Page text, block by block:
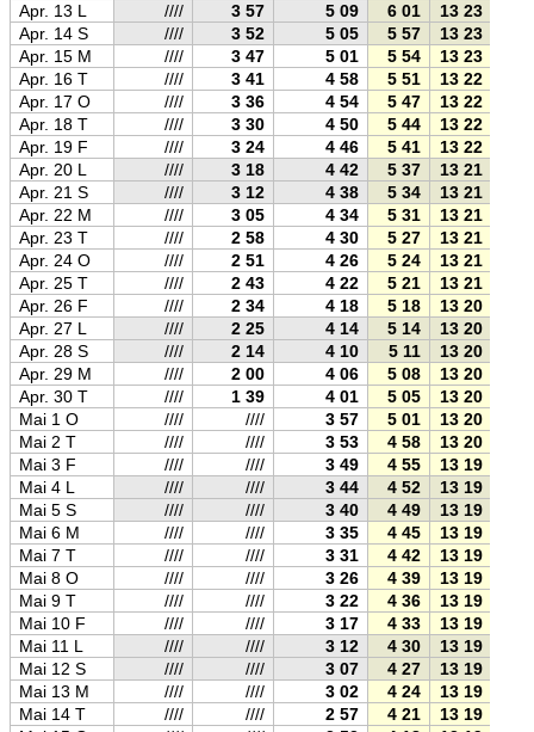
Apr. 13 L
//// 3 57 5 09 6 01 13 23
Apr. 14 S
//// 3 52 5 05 5 57 13 23
Apr. 15 M
//// 3 47 5 01 5 54 13 23
Apr. 16 T
//// 3 41 4 58 5 51 13 22
Apr. 17 O
//// 3 36 4 54 5 47 13 22
Apr. 18 T
//// 3 30 4 50 5 44 13 22
Apr. 19 F
//// 3 24 4 46 5 41 13 22
Apr. 20 L
//// 3 18 4 42 5 37 13 21
Apr. 21 S
//// 3 12 4 38 5 34 13 21
Apr. 22 M
//// 3 05 4 34 5 31 13 21
Apr. 23 T
//// 2 58 4 30 5 27 13 21
Apr. 24 O
//// 2 51 4 26 5 24 13 21
Apr. 25 T
//// 2 43 4 22 5 21 13 21
Apr. 26 F
//// 2 34 4 18 5 18 13 20
Apr. 27 L
//// 2 25 4 14 5 14 13 20
Apr. 28 S
//// 2 14 4 10 5 11 13 20
Apr. 29 M
//// 2 00 4 06 5 08 13 20
Apr. 30 T
//// 1 39 4 01 5 05 13 20
Mai 1 O
//// //// 3 57 5 01 13 20
Mai 2 T
//// //// 3 53 4 58 13 20
Mai 3 F
//// //// 3 49 4 55 13 19
Mai 4 L
//// //// 3 44 4 52 13 19
Mai 5 S
//// //// 3 40 4 49 13 19
Mai 6 M
//// //// 3 35 4 45 13 19
Mai 7 T
//// //// 3 31 4 42 13 19
Mai 8 O
//// //// 3 26 4 39 13 19
Mai 9 T
//// //// 3 22 4 36 13 19
Mai 10 F
//// //// 3 17 4 33 13 19
Mai 11 L
//// //// 3 12 4 30 13 19
Mai 12 S
//// //// 3 07 4 27 13 19
Mai 13 M
//// //// 3 02 4 24 13 19
Mai 14 T
//// //// 2 57 4 21 13 19